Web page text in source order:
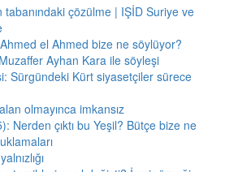
tabanındaki çözülme | IŞİD Suriye ve
el Ahmed bize ne söylüyor?
Ayhan Kara ile söyleşi
Sürgündeki Kürt siyasetçiler sürece
olmayınca imkansız
Nerden çıktı bu Yeşil? Bütçe bize ne